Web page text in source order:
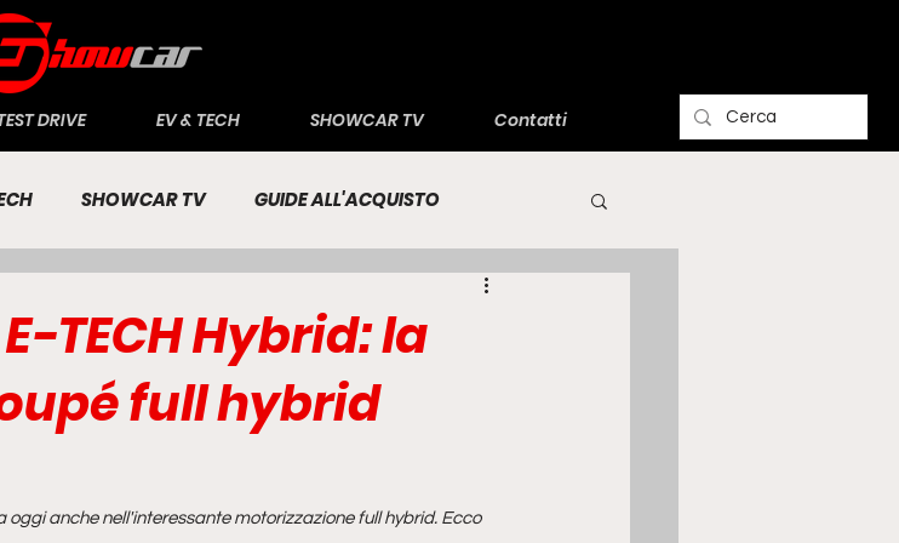
DRIVE EV & TECH SHOWCAR TV Contatti
SHOWCAR TV GUIDE ALL'ACQUISTO
TECH Hybrid: la
full hybrid
anche nell'interessante motorizzazione full hybrid. Ecco